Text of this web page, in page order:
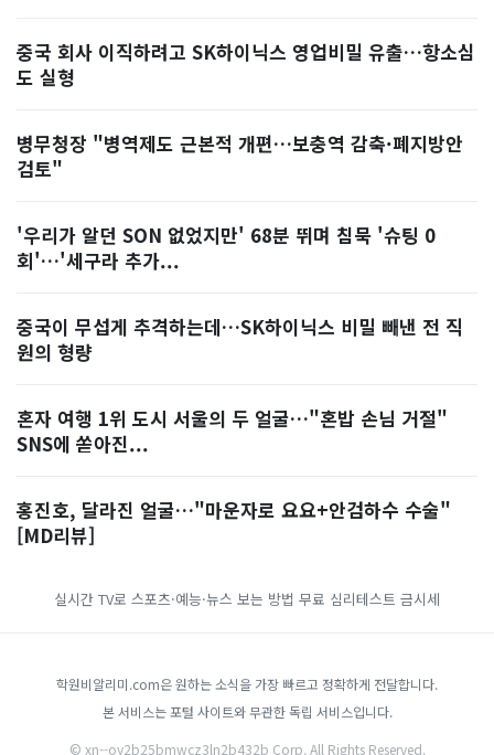
중국 회사 이직하려고 SK하이닉스 영업비밀 유출…항소심
도 실형
병무청장 "병역제도 근본적 개편…보충역 감축·폐지방안
검토"
'우리가 알던 SON 없었지만' 68분 뛰며 침묵 '슈팅 0
회'…'세구라 추가...
중국이 무섭게 추격하는데…SK하이닉스 비밀 빼낸 전 직
원의 형량
혼자 여행 1위 도시 서울의 두 얼굴…"혼밥 손님 거절"
SNS에 쏟아진...
홍진호, 달라진 얼굴…"마운자로 요요+안검하수 수술"
[MD리뷰]
실시간 TV로 스포츠·예능·뉴스 보는 방법 무료 심리테스트 금시세
학원비알리미.com은 원하는 소식을 가장 빠르고 정확하게 전달합니다.
본 서비스는 포털 사이트와 무관한 독립 서비스입니다.
© xn--oy2b25bmwcz3ln2b432b Corp. All Rights Reserved.